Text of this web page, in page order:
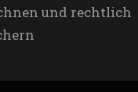
und rechtlich